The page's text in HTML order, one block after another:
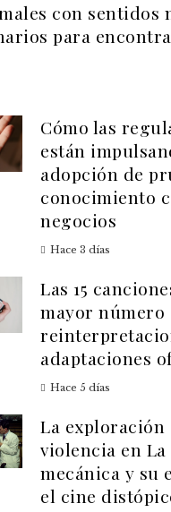
con sentidos
para
Cómo las
están
adopción de
conocimiento
negocios
Hace 3 días
Las 15
mayor número
adaptaciones
Hace 5 días
La exploración
violencia en
mecánica y su
el cine